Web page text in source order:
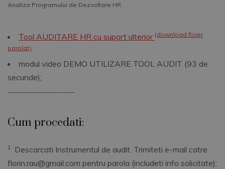
Analiza Programului de Dezvoltare HR.
Tool AUDITARE HR cu suport ulterior (download fisier
parolat)
modul video DEMO UTILIZARE TOOL AUDIT (93 de
secunde);
Cum procedati:
1. Descarcati Instrumentul de audit. Trimiteti e-mail catre
florin.rau@gmail.com pentru parola (includeti info solicitate);